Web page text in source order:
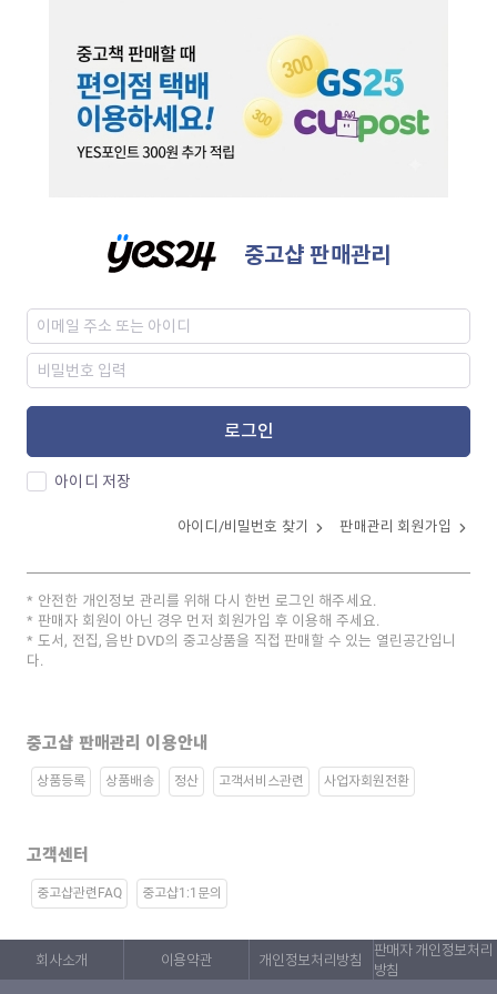
중고샵 판매관리
로그인
아이디 저장
아이디/비밀번호 찾기 판매관리 회원가입
안전한 개인정보 관리를 위해 다시 한번 로그인 해주세요.
판매자 회원이 아닌 경우 먼저 회원가입 후 이용해 주세요.
도서, 전집, 음반 DVD의 중고상품을 직접 판매할 수 있는 열린공간입니
다.
중고샵 판매관리 이용안내
상품등록 상품배송 정산 고객서비스관련 사업자회원전환
고객센터
중고샵관련FAQ 중고샵1:1문의
회사소개 이용약관 개인정보처리방침
판매자 개인정보처리
방침